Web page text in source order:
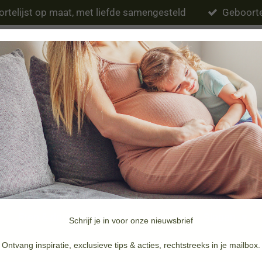
Schrijf je in voor onze nieuwsbrief
Ontvang inspiratie, exclusieve tips & acties, rechtstreeks in je mailbox.
op maat, met liefde samengesteld
Eten & drinken Verzorging
Merken Doopsuiker & Geboortekaartjes